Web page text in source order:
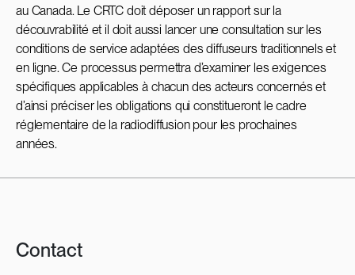
au Canada. Le CRTC doit déposer un rapport sur la
découvrabilité et il doit aussi lancer une consultation sur les
conditions de service adaptées des diffuseurs traditionnels et
en ligne. Ce processus permettra d’examiner les exigences
spécifiques applicables à chacun des acteurs concernés et
d’ainsi préciser les obligations qui constitueront le cadre
réglementaire de la radiodiffusion pour les prochaines
années.
Contact